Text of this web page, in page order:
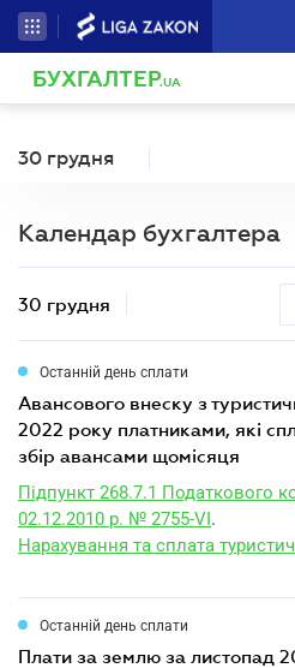
БУХГАЛТЕР.UA
30 грудня
Календар бухгалтера
30 грудня
Останній день сплати
авансового внеску з туристичного збору за грудень
2022 року платниками, які
збір авансами щомісяця
Підпункт 268.7.1 Податкового
02.12.2010 р. № 2755-VI.
Нарахування та сплата
Останній день сплати
плати за землю за листопад